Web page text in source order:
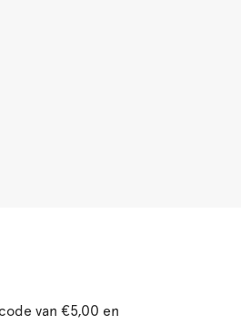
van €5,00 en